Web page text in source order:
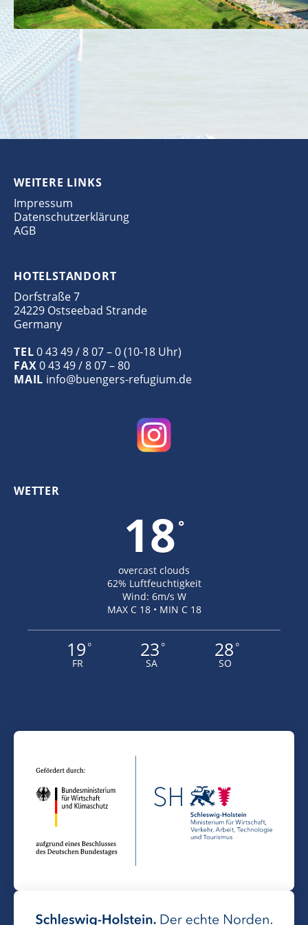
WEITERE LINKS
Impressum
Datenschutzerklärung
AGB
HOTELSTANDORT
Dorfstraße 7
24229 Ostseebad Strande
Germany
TEL0 43 49 / 8 07 – 0 (10-18 Uhr)
FAX0 43 49 / 8 07 – 80
MAIL info@buengers-refugium.de
WETTER
18 °
overcast clouds
62% Luftfeuchtigkeit
Wind: 6m/s W
MAX C 18 • MIN C 18
19 °
FR
23 °
SA
28 °
SO